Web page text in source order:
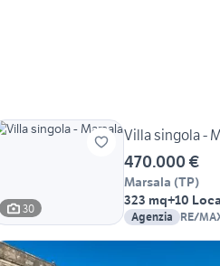
30
Villa singola -
470.000 €
Marsala (TP)
323 mq+10
Agenzia RE/